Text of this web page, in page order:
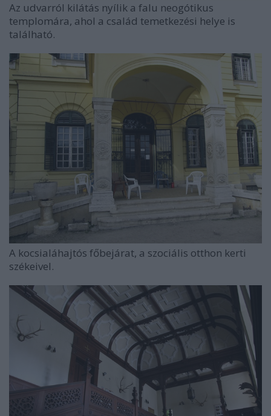
Az udvarról kilátás nyílik a falu neogótikus
templomára, ahol a család temetkezési helye is
található.
A kocsialáhajtós főbejárat, a szociális otthon kerti
székeivel.